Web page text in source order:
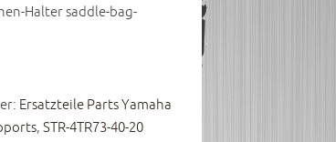
Halter saddle-bag-
Ersatzteile Parts Yamaha
, STR-4TR73-40-20